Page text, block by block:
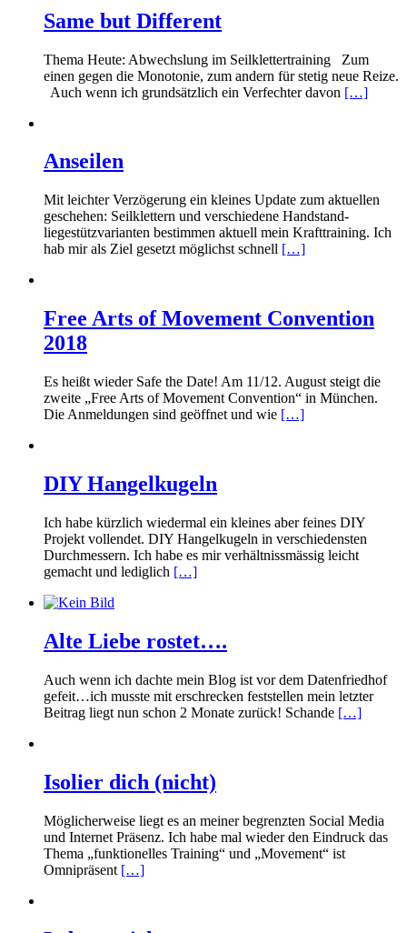
Same but Different
Thema Heute: Abwechslung im Seilklettertraining Zum
einen gegen die Monotonie, zum andern für stetig neue Reize.
Auch wenn ich grundsätzlich ein Verfechter davon […]
Anseilen
Mit leichter Verzögerung ein kleines Update zum aktuellen
geschehen: Seilklettern und verschiedene Handstand-
liegestützvarianten bestimmen aktuell mein Krafttraining. Ich
hab mir als Ziel gesetzt möglichst schnell […]
Free Arts of Movement Convention
2018
Es heißt wieder Safe the Date! Am 11/12. August steigt die
zweite „Free Arts of Movement Convention“ in München.
Die Anmeldungen sind geöffnet und wie […]
DIY Hangelkugeln
Ich habe kürzlich wiedermal ein kleines aber feines DIY
Projekt vollendet. DIY Hangelkugeln in verschiedensten
Durchmessern. Ich habe es mir verhältnissmässig leicht
gemacht und lediglich […]
Alte Liebe rostet….
Auch wenn ich dachte mein Blog ist vor dem Datenfriedhof
gefeit…ich musste mit erschrecken feststellen mein letzter
Beitrag liegt nun schon 2 Monate zurück! Schande […]
Isolier dich (nicht)
Möglicherweise liegt es an meiner begrenzten Social Media
und Internet Präsenz. Ich habe mal wieder den Eindruck das
Thema „funktionelles Training“ und „Movement“ ist
Omnipräsent […]